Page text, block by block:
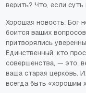
верить? Что, если
Хорошая новость: Бог
боится ваших
притворялись
Единственный, кто
совершенства, — это,
ваша старая церковь.
всегда быть «хорошим